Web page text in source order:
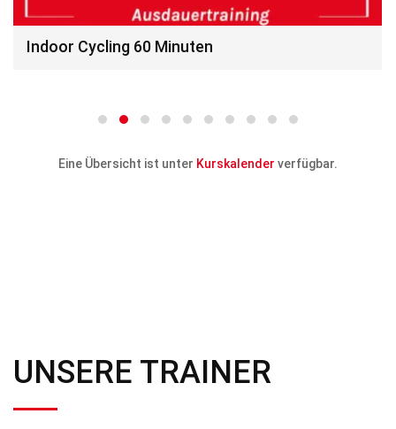
Indoor Cycling 60 Minuten
Eine Übersicht ist unter Kurskalender verfügbar.
UNSERE TRAINER